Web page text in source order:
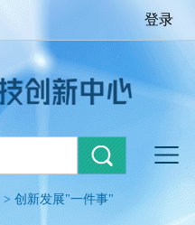
登录
>创新发展"一件事"